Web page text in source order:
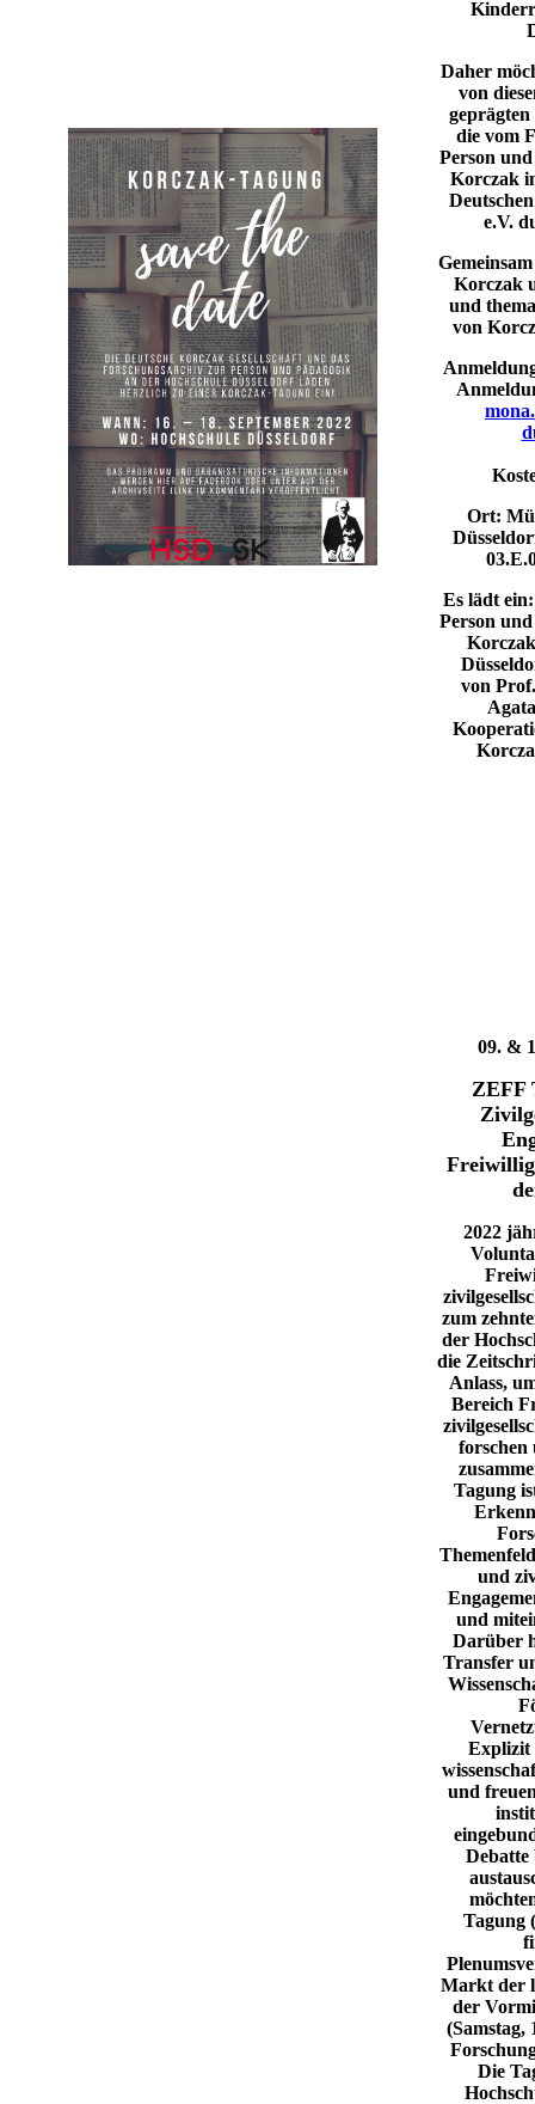
Daher
von
die vom
Person
Korczak
e.V.
Korczak
und
von
Ort:
Es lädt
Person
von
09. &
ZEFF
​​2022
zum
der
die
Anlass,
Bereich
forschen
Tagung
und
und
Darüber
Transfer
Explizit
und
Debatte
Tagung
Markt der
der
(Samstag,
Die